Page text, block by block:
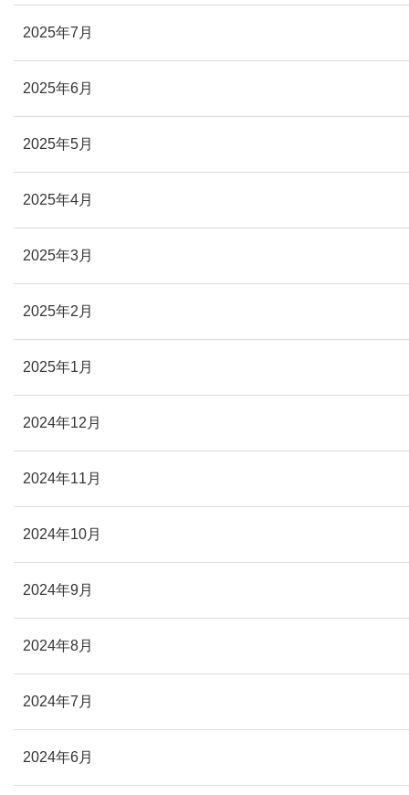
2025年7月
2025年6月
2025年5月
2025年4月
2025年3月
2025年2月
2025年1月
2024年12月
2024年11月
2024年10月
2024年9月
2024年8月
2024年7月
2024年6月